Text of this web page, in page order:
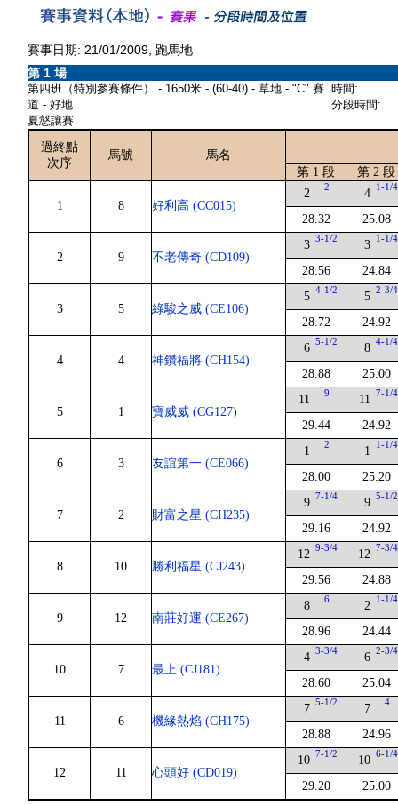
賽事日期: 21/01/2009, 跑馬地
第 1 場
第四班（特別參賽條件） - 1650米 - (60-40) - 草地 - "C" 賽
道 - 好地
夏慤讓賽
時間:
分段時間:
過終點
次序
馬號
馬名
第 1 段
第 2 段
1 8 好利高 (CC015)
2 2
28.32
4 1-1/4
25.08
2 9 不老傳奇 (CD109)
3 3-1/2
28.56
3 1-1/4
24.84
3 5 綠駿之威 (CE106)
5 4-1/2
28.72
5 2-3/4
24.92
4 4 神鑽福將 (CH154)
6 5-1/2
28.88
8 4-1/4
25.00
5 1 寶威威 (CG127)
11 9
29.44
11 7-1/4
24.92
6 3 友誼第一 (CE066)
1 2
28.00
1 1-1/4
25.20
7 2 財富之星 (CH235)
9 7-1/4
29.16
9 5-1/2
24.92
8 10 勝利福星 (CJ243)
12 9-3/4
29.56
12 7-3/4
24.88
9 12 南莊好運 (CE267)
8 6
28.96
2 1-1/4
24.44
10 7 最上 (CJ181)
4 3-3/4
28.60
6 2-3/4
25.04
11 6 機緣熱焰 (CH175)
7 5-1/2
28.88
7 4
24.96
12 11 心頭好 (CD019)
10 7-1/2
29.20
10 6-1/4
25.00